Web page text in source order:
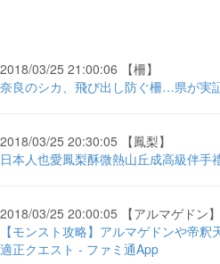
2018/03/25 21:00:06 【柵】
奈良のシカ、飛び出し防ぐ柵…県が実
2018/03/25 20:30:05 【鳳梨】
日本人也愛鳳梨酥微熱山丘成高級伴手
2018/03/25 20:00:05 【アルマゲドン】
【モンスト攻略】アルマゲドンや帝
適正クエスト - ファミ通App